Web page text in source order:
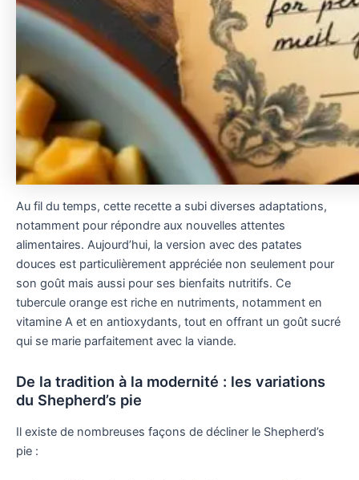
Au fil du temps, cette recette a subi diverses adaptations,
notamment pour répondre aux nouvelles attentes
alimentaires. Aujourd’hui, la version avec des patates
douces est particulièrement appréciée non seulement pour
son goût mais aussi pour ses bienfaits nutritifs. Ce
tubercule orange est riche en nutriments, notamment en
vitamine A et en antioxydants, tout en offrant un goût sucré
qui se marie parfaitement avec la viande.
De la tradition à la modernité : les variations
du Shepherd’s pie
Il existe de nombreuses façons de décliner le Shepherd’s
pie :